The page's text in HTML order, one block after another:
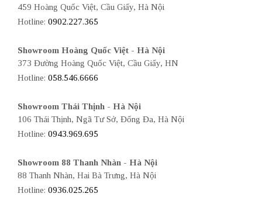
459 Hoàng Quốc Việt, Cầu Giấy, Hà Nội
Hotline: 0902.227.365
Showroom Hoàng Quốc Việt - Hà Nội
373 Đường Hoàng Quốc Việt, Cầu Giấy, HN
Hotline: 058.546.6666
Showroom Thái Thịnh - Hà Nội
106 Thái Thịnh, Ngã Tư Sở, Đống Đa, Hà Nội
Hotline: 0943.969.695
Showroom 88 Thanh Nhàn - Hà Nội
88 Thanh Nhàn, Hai Bà Trưng, Hà Nội
Hotline: 0936.025.265